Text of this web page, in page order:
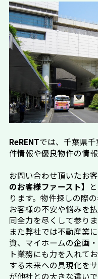
ReRENTでは、千葉県
件情報や優良物件の情
お問い合わせ頂いたお
のお客様ファースト】
ります。物件探しの際
お客様の不安や悩みを
同全力を尽くして参りま
また弊社では不動産業
資、マイホームの企画
ト業務にも力を入れて
する未来への具現化を
が他社との大きな違い